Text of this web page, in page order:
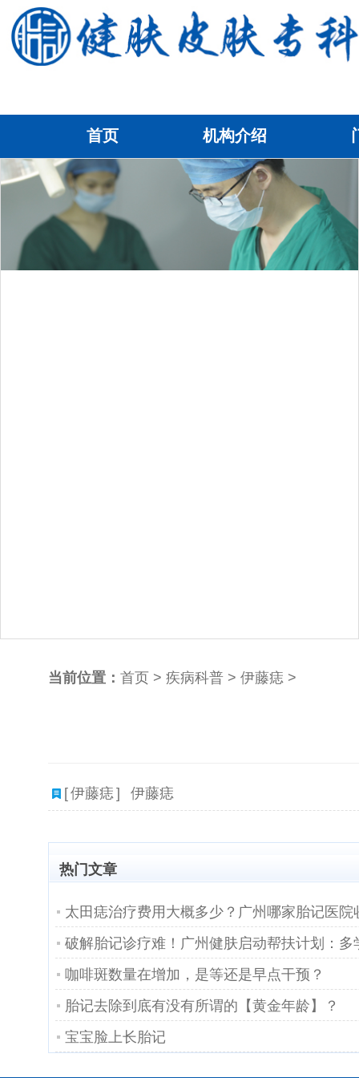
首页 机构介绍
当前位置： 首页 > 疾病科普 > 伊藤痣 >
[伊藤痣] 伊藤痣
热门文章
太田痣治疗费用大概多少？广州哪家胎记医院
咖啡斑数量在增加，是等还是早点干预？
胎记去除到底有没有所谓的【黄金年龄】？
宝宝脸上长胎记